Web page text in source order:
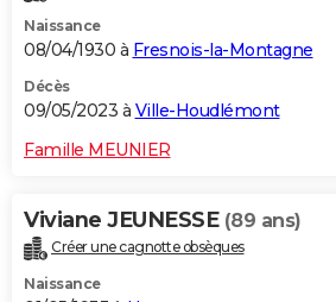
Naissance
08/04/1930 à Fresnois-la-Montagne
Décès
09/05/2023 à Ville-Houdlémont
Famille MEUNIER
Viviane JEUNESSE (89 ans)
Créer une cagnotte obsèques
Naissance